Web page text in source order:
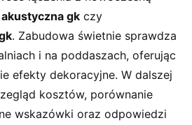
gk czy
. Zabudowa świetnie sprawdza
i na poddaszach, oferując
efekty dekoracyjne. W dalszej
kosztów, porównanie
wskazówki oraz odpowiedzi